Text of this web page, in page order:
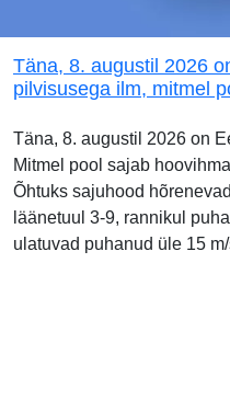
Täna, 8. augustil 2026
pilvisusega ilm, mitmel
Täna, 8. augustil 2026 on
Mitmel pool sajab
Õhtuks sajuhood
läänetuul 3-9, rannikul
ulatuvad puhanud üle 15